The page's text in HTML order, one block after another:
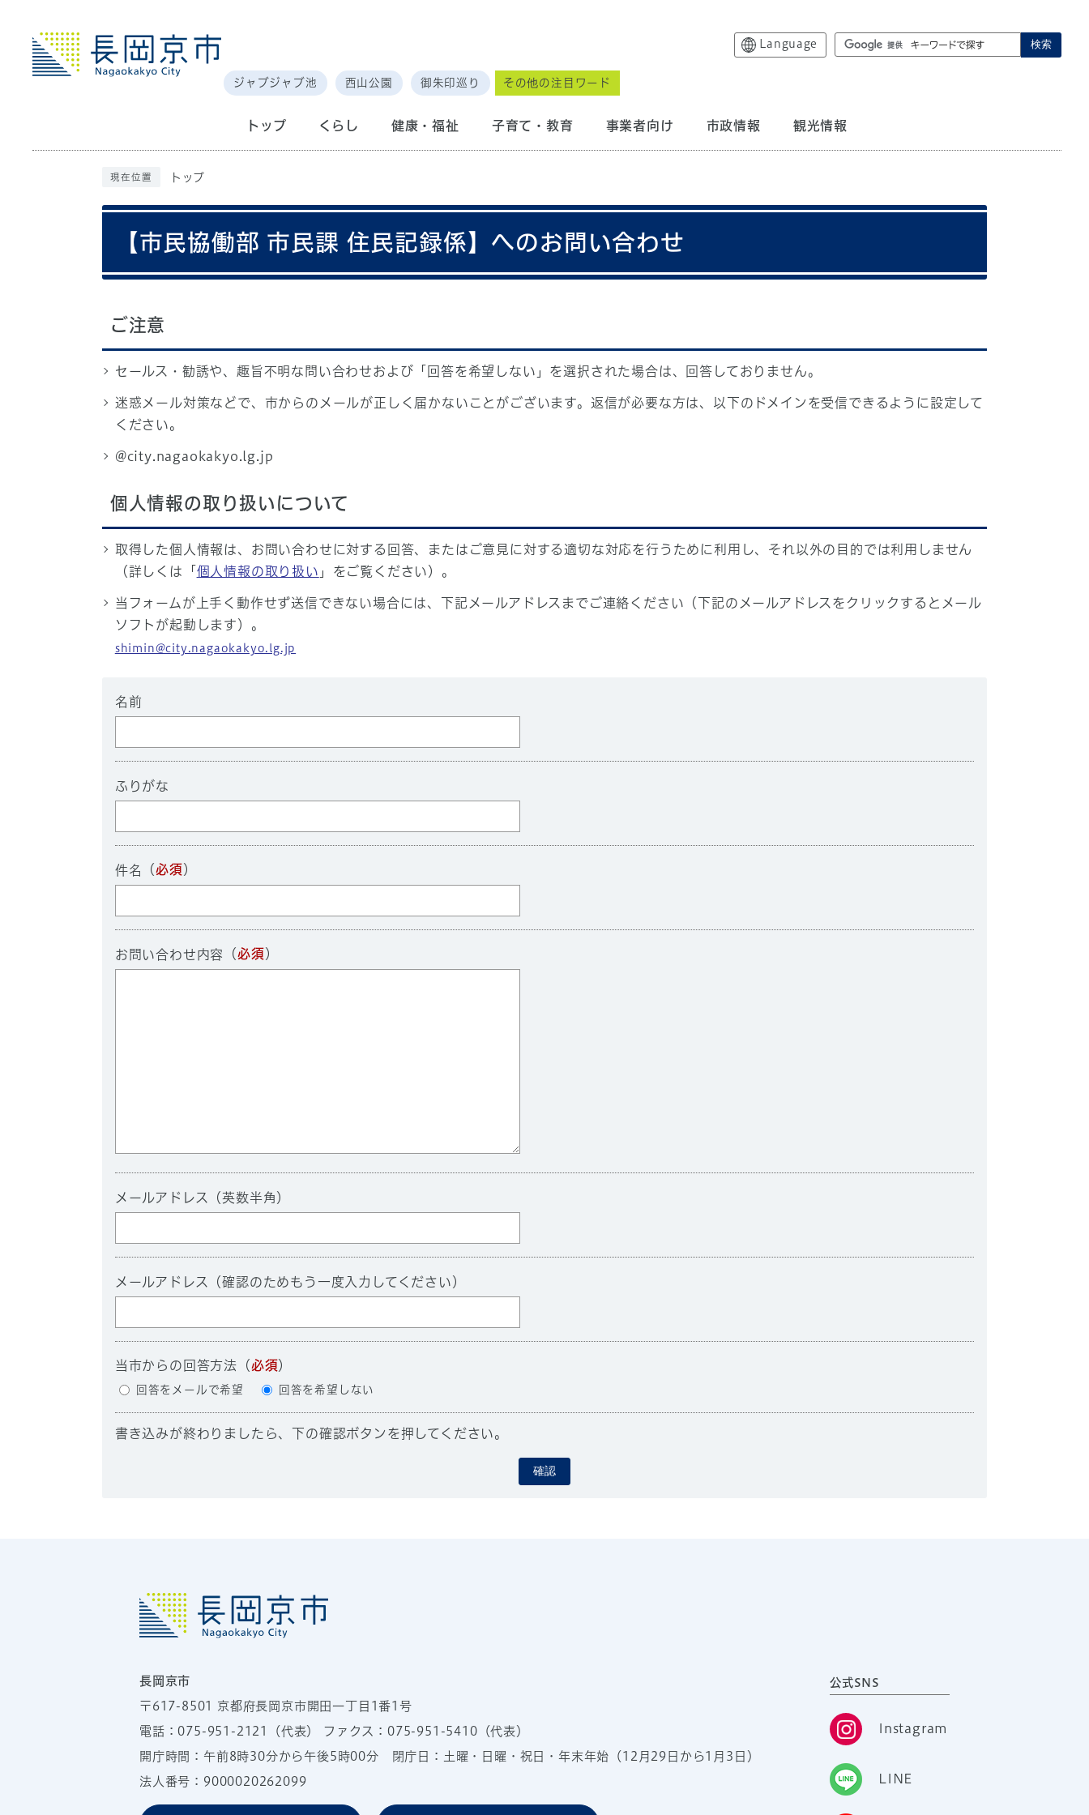
Language 検索
ジャブジャブ池 西山公園 御朱印巡り その他の注目ワード
トップ くらし 健康・福祉 子育て・教育 事業者向け 市政情報 観光情報
現在位置 トップ
【市民協働部 市民課 住民記録係】へのお問い合わせ
ご注意
セールス・勧誘や、趣旨不明な問い合わせおよび「回答を希望しない」を選択された場合は、回答しておりません。
迷惑メール対策などで、市からのメールが正しく届かないことがございます。返信が必要な方は、以下のドメインを受信できるように設定して
ください。
@city.nagaokakyo.lg.jp
個人情報の取り扱いについて
取得した個人情報は、お問い合わせに対する回答、またはご意見に対する適切な対応を行うために利用し、それ以外の目的では利用しません
（詳しくは「 個人情報の取り扱い 」をご覧ください）。
当フォームが上手く動作せず送信できない場合には、下記メールアドレスまでご連絡ください（下記のメールアドレスをクリックするとメール
ソフトが起動します）。
shimin@city.nagaokakyo.lg.jp
名前
ふりがな
件名 （必須 ）
お問い合わせ内容 （必須 ）
メールアドレス（英数半角）
メールアドレス（確認のためもう一度入力してください）
当市からの回答方法 （必須）
回答をメールで希望 回答を希望しない
書き込みが終わりましたら、下の確認ボタンを押してください。
確認
長岡京市
〒617-8501 京都府長岡京市開田一丁目1番1号
電話：075-951-2121 （代表） ファクス：075-951-5410（代表）
開庁時間：午前8時30分から午後5時00分 閉庁日：土曜・日曜・祝日・年末年始（12月29日から1月3日）
法人番号：9000020262099
公式SNS
Instagram
LINE